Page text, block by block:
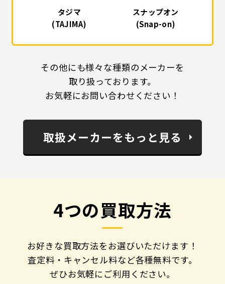
タジマ
(TAJIMA)
スナップオン
(Snap-on)
その他にも様々な種類のメーカーを
取り扱っております。
お気軽にお問い合わせください！
取扱メーカーをもっと見る
4つの買取方法
お好きな買取方法をお選びいただけます！
査定料・キャンセル料など各種無料です。
ぜひお気軽にご利用ください。